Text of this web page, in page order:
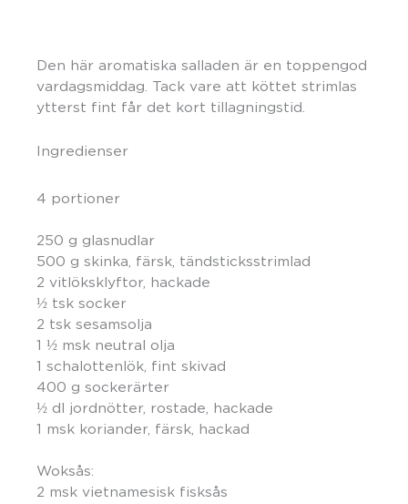
Den här aromatiska salladen är en toppengod
vardagsmiddag. Tack vare att köttet strimlas
ytterst fint får det kort tillagningstid.
Ingredienser
4 portioner
250 g glasnudlar
500 g skinka, färsk, tändsticksstrimlad
2 vitlöksklyftor, hackade
½ tsk socker
2 tsk sesamsolja
1 ½ msk neutral olja
1 schalottenlök, fint skivad
400 g sockerärter
½ dl jordnötter, rostade, hackade
1 msk koriander, färsk, hackad
Woksås:
2 msk vietnamesisk fisksås